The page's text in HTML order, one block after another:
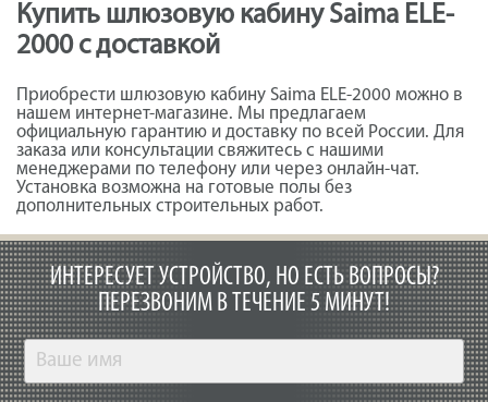
Купить шлюзовую кабину Saima ELE-
2000 с доставкой
Приобрести шлюзовую кабину Saima ELE-2000 можно в
нашем интернет-магазине. Мы предлагаем
официальную гарантию и доставку по всей России. Для
заказа или консультации свяжитесь с нашими
менеджерами по телефону или через онлайн-чат.
Установка возможна на готовые полы без
дополнительных строительных работ.
ИНТЕРЕСУЕТ УСТРОЙСТВО, НО ЕСТЬ ВОПРОСЫ?
ПЕРЕЗВОНИМ В ТЕЧЕНИЕ 5 МИНУТ!